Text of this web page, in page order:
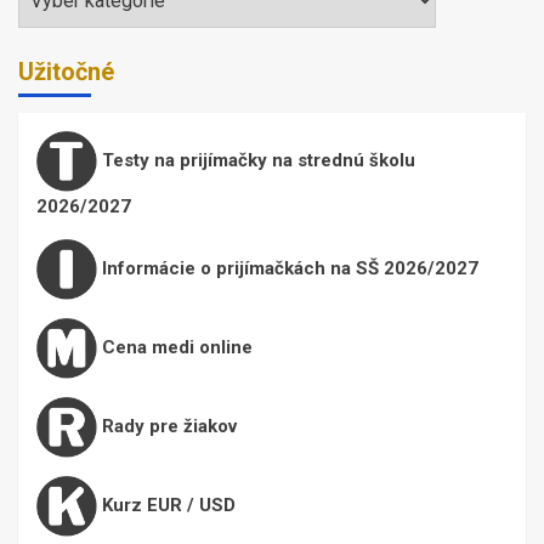
Užitočné
Testy na prijímačky na strednú školu
2026/2027
Informácie o prijímačkách na SŠ 2026/2027
Cena medi online
Rady pre žiakov
Kurz EUR / USD